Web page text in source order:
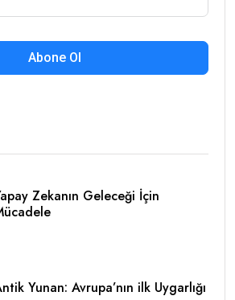
Abone Ol
Zekanın Geleceği İçin
Yunan: Avrupa’nın ilk Uygarlığı